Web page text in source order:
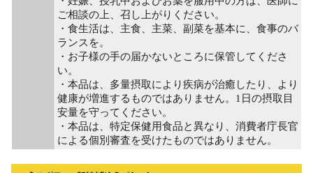
ご相談の上、召し上がりください。
・食生活は、主食、主菜、副菜を基本に、食事のバ
ランスを。
・お子様の手の届かないところに保管してくださ
い。
・本品は、多量摂取により疾病が治癒したり、より
健康が増進するものではありません。1日の摂取目
安量を守ってください。
・本品は、特定保健用食品と異なり、消費者庁長官
による個別審査を受けたものではありません。